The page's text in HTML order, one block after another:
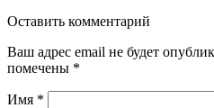
Оставить комментарий
Ваш адрес email не будет
помечены *
Имя *